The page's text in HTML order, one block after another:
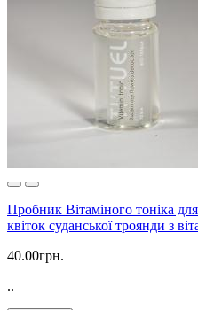
Пробник Вітаміного тоніка
квіток суданської троянди з
40.00грн.
..